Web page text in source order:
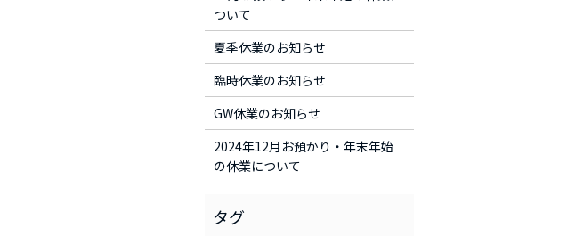
ついて
夏季休業のお知らせ
臨時休業のお知らせ
GW休業のお知らせ
2024年12月お預かり・年末年始
の休業について